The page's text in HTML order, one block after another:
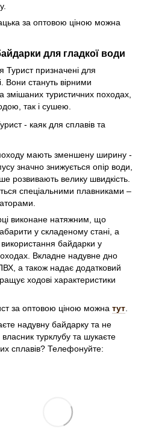
за оптовою ціною можна
для гладкої води
Турист призначені для
Вони стануть вірними
змішаних туристичних походах,
так і сушею.
мають зменшену ширину -
значно знижується опір води,
розвивають велику швидкість.
спеціальними плавниками –
виконане натяжним, що
у складеному стані, а
байдарки у
Вкладне надувне дно
а також надає додатковий
ходові характеристики
за оптовою ціною можна тут
надувну байдарку та не
турклубу та шукаєте
сплавів? Телефонуйте: